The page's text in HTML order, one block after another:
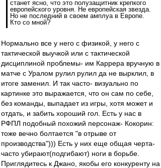
станет ясно, что это полузащитник крепкого
европейского уровня. Не европейская звезда.
Но не последний в своем амплуа в Европе.
Кто со мной?
Нормально все у него с физикой, у него с
тактической выучкой или с тактической
дисциплиной проблемы- им Каррера вручную в
матче с Уралом рулил рулил да не вырклил, в
итоге заменил. И так часто- визуально по
картинке это выражается, что он сам по себе,
без команды, выпадает из игры, хотя может и
отдать, и забить хороший гол. Есть у нас в
РФПЛ подобный похожий персонаж- Кокорин:
тоже вечно болтается "в отрыве от
производства"))) Есть у них еще общая черта-
часто убирают(подгибают) ноги в борьбе.
Приглядитесь к Джано, якобы его конкуренту на